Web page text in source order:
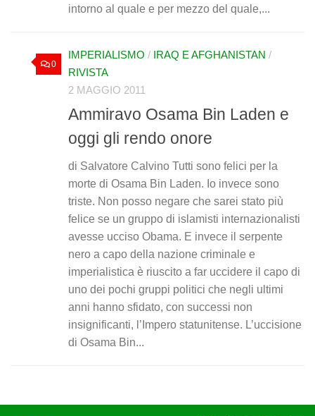
intorno al quale e per mezzo del quale,...
0
IMPERIALISMO / IRAQ E AFGHANISTAN /
RIVISTA
2 MAGGIO 2011
Ammiravo Osama Bin Laden e
oggi gli rendo onore
di Salvatore Calvino Tutti sono felici per la
morte di Osama Bin Laden. Io invece sono
triste. Non posso negare che sarei stato più
felice se un gruppo di islamisti internazionalisti
avesse ucciso Obama. E invece il serpente
nero a capo della nazione criminale e
imperialistica è riuscito a far uccidere il capo di
uno dei pochi gruppi politici che negli ultimi
anni hanno sfidato, con successi non
insignificanti, l’Impero statunitense. L’uccisione
di Osama Bin...